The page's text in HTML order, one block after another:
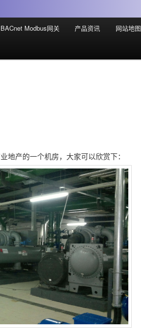
BACnet Modbus网关 产品资讯 网站地图
地产的一个机房，大家可以欣赏下：